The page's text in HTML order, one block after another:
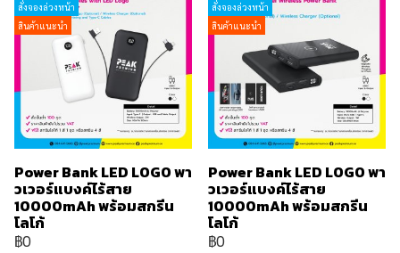
สั่งจองล่วงหน้า
สินค้าแนะนำ
Power Bank LED LOGO พา
วเวอร์แบงค์ไร้สาย
10000mAh พร้อมสกรีน
โลโก้
฿0
สั่งจองล่วงหน้า
สินค้าแนะนำ
Power Bank LED LOGO พา
วเวอร์แบงค์ไร้สาย
10000mAh พร้อมสกรีน
โลโก้
฿0